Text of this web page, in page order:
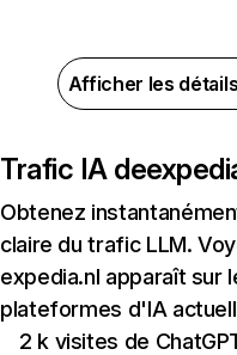
Afficher les
Trafic IA de
Obtenez
claire du trafic LLM.
expedia.nl apparaît sur
plateformes d'IA
2 k visites de